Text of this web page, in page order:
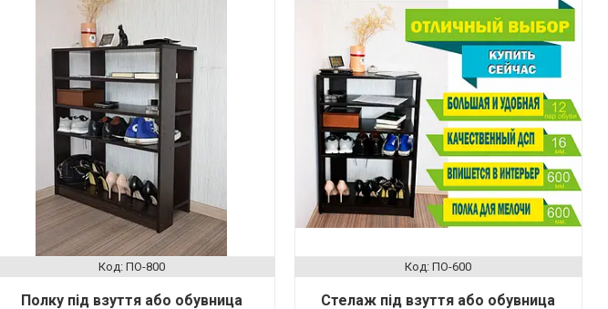
ПО-800
Полку під взуття або обувница
ПО-600
Стелаж під взуття або обувница